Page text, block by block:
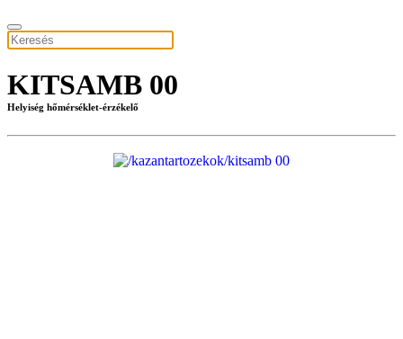
KITSAMB 00
Helyiség hőmérséklet-érzékelő